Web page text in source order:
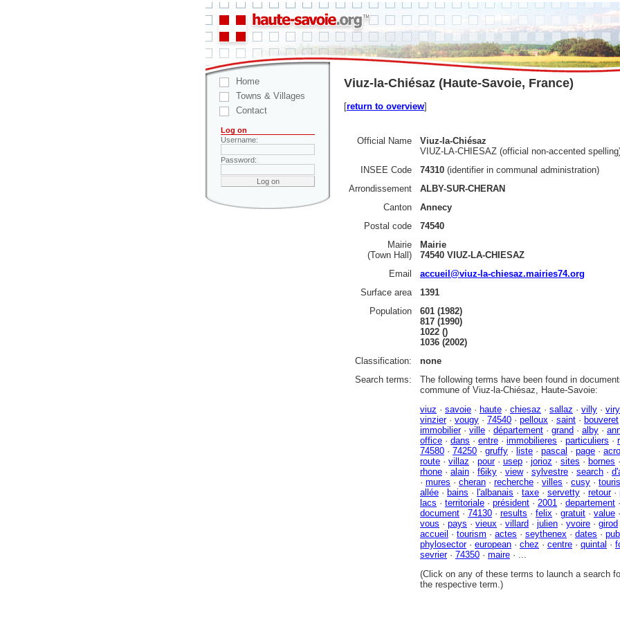
Home
Towns & Villages
Contact
Log on
Username:
Password:
Viuz-la-Chiésaz (Haute-Savoie, France)
[return to overview]
Official Name
Viuz-la-Chiésaz
VIUZ-LA-CHIESAZ (official non-accented
INSEE Code
74310 (identifier in communal administration)
Arrondissement
ALBY-SUR-CHERAN
Canton
Annecy
Postal code
74540
Mairie
(Town Hall)
Mairie
74540 VIUZ-LA-CHIESAZ
Email
accueil@viuz-la-chiesaz.mairies74.org
Surface area
1391
Population
601 (1982)
817 (1990)
1022 ()
1036 (2002)
Classification:
none
Search terms:
The following terms have been found in
commune of Viuz-la-Chiésaz, Haute-Savoie:
viuz · savoie · haute · chiesaz · sallaz · villy · viry
vinzier· vougy · 74540 · pelloux · saint · bouveret
immobilier· ville · département · grand · alby ·
office · dans · entre · immobilieres · particuliers ·
74580 · 74250 · gruffy · liste · pascal · page ·
route · villaz · pour· usep · jorioz · sites · bornes
rhone · alain · f6iky · view· sylvestre · search ·
· mures · cheran · recherche · villes · cusy ·
allée · bains · l'albanais · taxe · servetty · retour·
lacs · territoriale · président · 2001 · departement
document · 74130 · results · felix · gratuit · value
vous · pays · vieux · villard · julien · yvoire · girod
accueil · tourism · actes · seythenex · dates ·
phylosector· european · chez · centre · quintal ·
sevrier· 74350 · maire · ...
(Click on any of these terms to launch a search
the respective term.)